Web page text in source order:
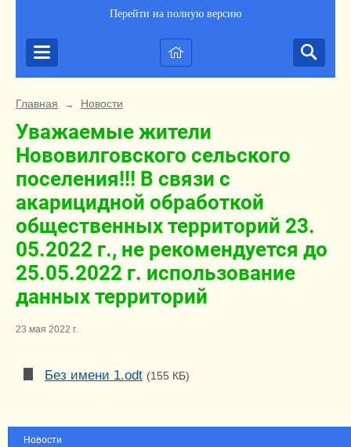
Перейти на полную версию
Главная → Новости
Уважаемые жители
Нововилговского сельского
поселения!!! В связи с
акарицидной обработкой
общественных территорий 23.
05.2022 г., не рекомендуется до
25.05.2022 г. использование
данных территорий
23 мая 2022 г.
Без имени 1.odt (155 КБ)
Новости